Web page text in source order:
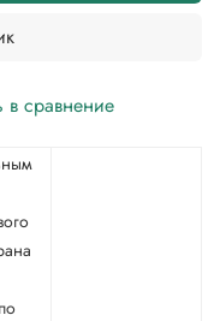
в сравнение